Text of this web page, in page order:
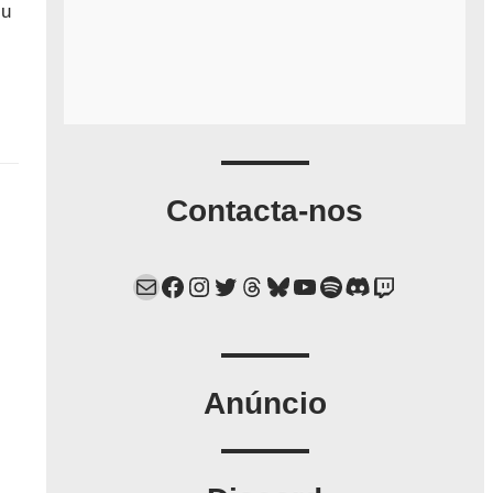
Contacta-nos
Mail Facebook Instagram Twitter Threads Bluesky YouTube Spotify Discord Twitch
Anúncio